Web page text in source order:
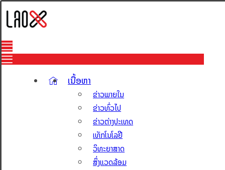
ເນື້ອຫາ
ຂ່າວພາຍໃນ
ຂ່າວທົ່ວໄປ
ຂ່າວຕ່າງປະເທດ
ເທັກໂນໂລຢີ
ວິທະຍາສາດ
ສິ່ງແວດລ້ອມ